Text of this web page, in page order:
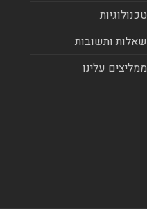
טכנולוגיות
שאלות ותשובות
ממליצים עלינו